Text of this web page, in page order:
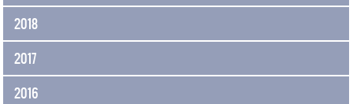
2018
2017
2016